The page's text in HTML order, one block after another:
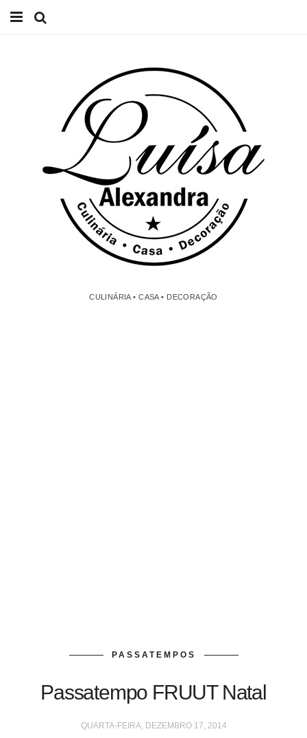
CULINÁRIA • CASA • DECORAÇÃO
PASSATEMPOS
Passatempo FRUUT Natal
QUARTA-FEIRA, DEZEMBRO 17, 2014